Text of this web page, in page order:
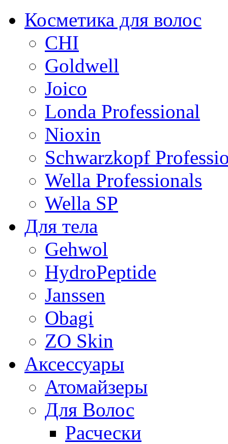
Косметика для волос
CHI
Goldwell
Joico
Londa Professional
Nioxin
Schwarzkopf
Wella Professionals
Wella SP
Для тела
Gehwol
HydroPeptide
Janssen
Obagi
ZO Skin
Aксессуары
Атомайзеры
Для Волос
Расчески